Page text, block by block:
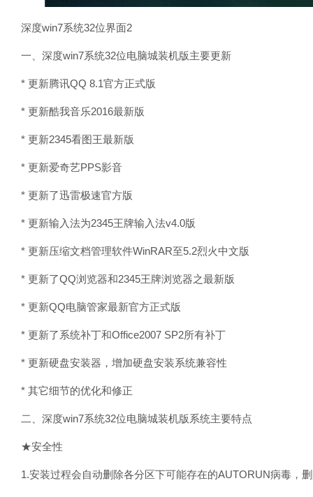
深度win7系统32位界面2
一、深度win7系统32位电脑城装机版主要更新
* 更新腾讯QQ 8.1官方正式版
* 更新酷我音乐2016最新版
* 更新2345看图王最新版
* 更新爱奇艺PPS影音
* 更新了迅雷极速官方版
* 更新输入法为2345王牌输入法v4.0版
* 更新压缩文档管理软件WinRAR至5.2烈火中文版
* 更新了QQ浏览器和2345王牌浏览器之最新版
* 更新QQ电脑管家最新官方正式版
* 更新了系统补丁和Office2007 SP2所有补丁
* 更新硬盘安装器，增加硬盘安装系统兼容性
* 其它细节的优化和修正
二、深度win7系统32位电脑城装机版系统主要特点
★安全性
1.安装过程会自动删除各分区下可能存在的AUTORUN病毒，删